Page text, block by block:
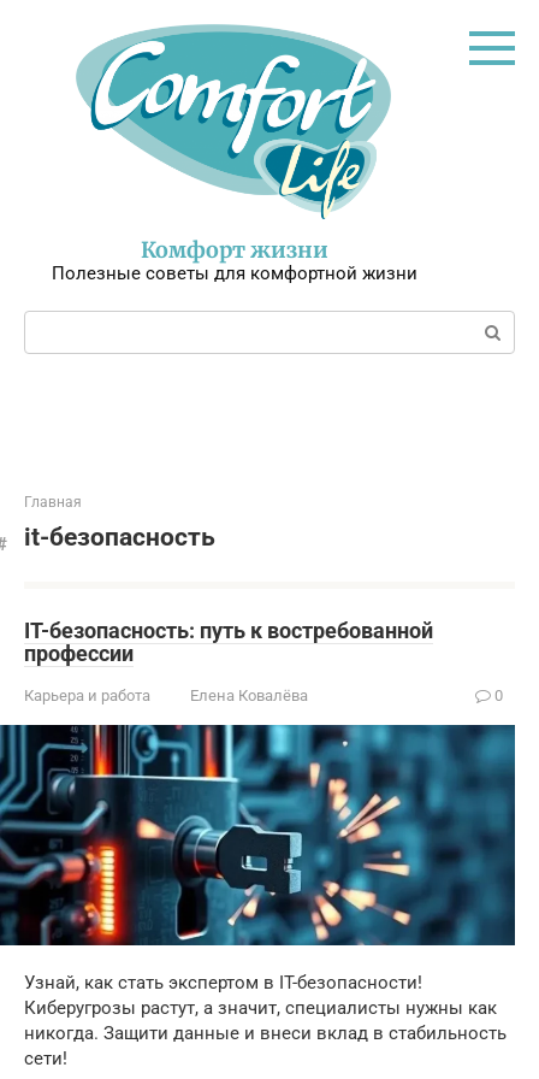
Комфорт жизни
Полезные советы для комфортной жизни
Поиск:
Главная
it-безопасность
IT-безопасность: путь к востребованной
профессии
Карьера и работа Елена Ковалёва 0
Узнай, как стать экспертом в IT-безопасности!
Киберугрозы растут, а значит, специалисты нужны как
никогда. Защити данные и внеси вклад в стабильность
сети!